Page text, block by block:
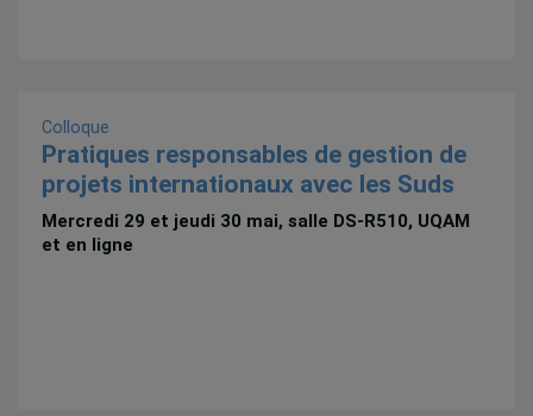
Colloque
Pratiques responsables de gestion de
projets internationaux avec les Suds
Mercredi 29 et jeudi 30 mai, salle DS-R510, UQAM
et en ligne